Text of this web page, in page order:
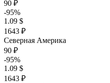
90 ₽
-95%
1.09 $
1643 ₽
Северная Америка
90 ₽
-95%
1.09 $
1643 ₽